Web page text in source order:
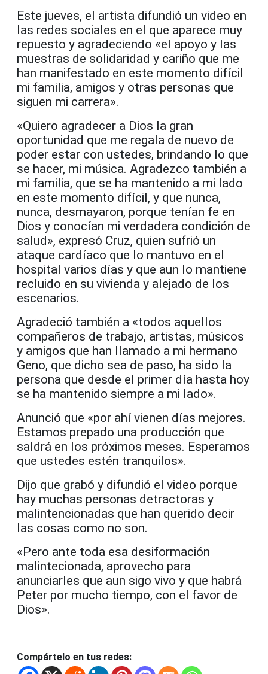
Este jueves, el artista difundió un video en
las redes sociales en el que aparece muy
repuesto y agradeciendo «el apoyo y las
muestras de solidaridad y cariño que me
han manifestado en este momento difícil
mi familia, amigos y otras personas que
siguen mi carrera».
«Quiero agradecer a Dios la gran
oportunidad que me regala de nuevo de
poder estar con ustedes, brindando lo que
se hacer, mi música. Agradezco también a
mi familia, que se ha mantenido a mi lado
en este momento difícil, y que nunca,
nunca, desmayaron, porque tenían fe en
Dios y conocían mi verdadera condición de
salud», expresó Cruz, quien sufrió un
ataque cardíaco que lo mantuvo en el
hospital varios días y que aun lo mantiene
recluido en su vivienda y alejado de los
escenarios.
Agradeció también a «todos aquellos
compañeros de trabajo, artistas, músicos
y amigos que han llamado a mi hermano
Geno, que dicho sea de paso, ha sido la
persona que desde el primer día hasta hoy
se ha mantenido siempre a mi lado».
Anunció que «por ahí vienen días mejores.
Estamos prepado una producción que
saldrá en los próximos meses. Esperamos
que ustedes estén tranquilos».
Dijo que grabó y difundió el video porque
hay muchas personas detractoras y
malintencionadas que han querido decir
las cosas como no son.
«Pero ante toda esa desiformación
malintecionada, aprovecho para
anunciarles que aun sigo vivo y que habrá
Peter por mucho tiempo, con el favor de
Dios».
Compártelo en tus redes: